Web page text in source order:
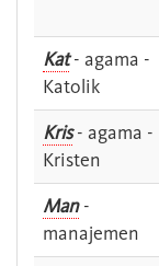
Kat- agama -
Katolik
Kris- agama -
Kristen
Man-
manajemen